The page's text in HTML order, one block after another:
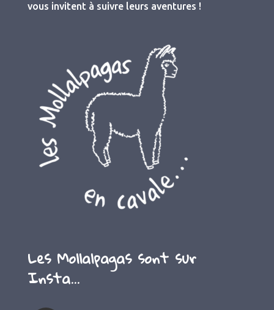
vous invitent à suivre leurs aventures !
Les Mollalpagas sont sur
Insta…